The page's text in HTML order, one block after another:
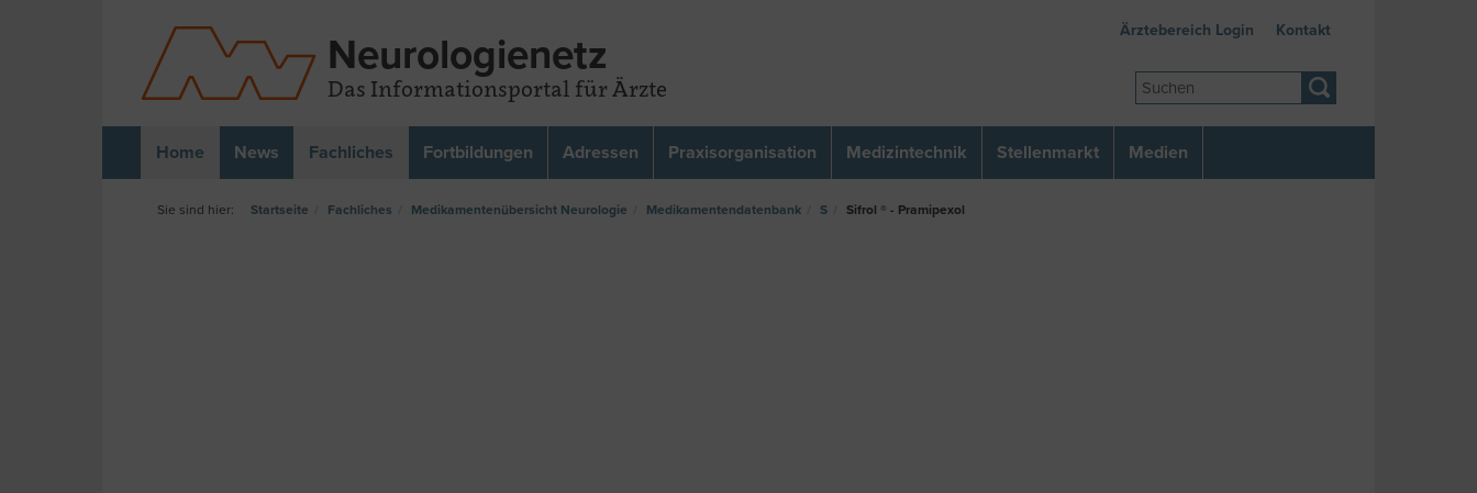
Neurologienetz
Das Informationsportal für Ärzte
Ärztebereich Login Kontakt
Home News Fachliches Fortbildungen Adressen Praxisorganisation Medizintechnik Stellenmarkt Medien
Startseite Fachliches Medikamentenübersicht Neurologie Medikamentendatenbank S Sifrol ® - Pramipexol